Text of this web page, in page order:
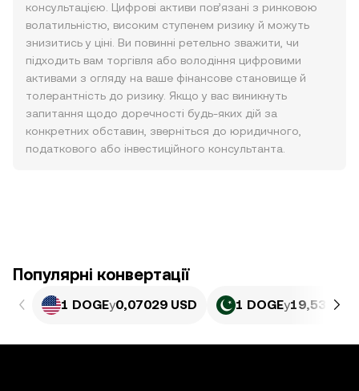
консультацією. Цифрові активи пов’язані з ринковою
волатильністю, високим ступенем ризику й можуть
знизитись у ціні. Ви повинні ретельно зважити, чи
підходить вам торгівля або володіння цифровими
активами з огляду на ваше фінансове становище й
толерантність до ризику. Якщо у вас виникнуть
запитання щодо доречності будь-яких дій за
конкретних обставин, зверніться до юридичного,
податкового або інвестиційного консультанта.
Популярні конвертації
1 DOGEу0,07029 USD 1 DOGEу19,53 PKR